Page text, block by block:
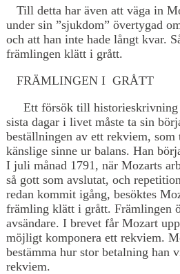
Till detta har även att väga in
under sin ”sjukdom” övertygad
och att han inte hade långt kvar.
främlingen klätt i grått.
FRÄMLINGEN I GRÅTT
Ett försök till historieskrivning
sista dagar i livet måste ta sin
beställningen av ett rekviem,
känslige sinne ur balans. Han
I juli månad 1791, när Mozarts
så gott som avslutat, och
redan kommit igång, besöktes
främling klätt i grått. Främlingen
avsändare. I brevet får Mozart
möjligt komponera ett rekviem.
bestämma hur stor betalning han
rekviem.